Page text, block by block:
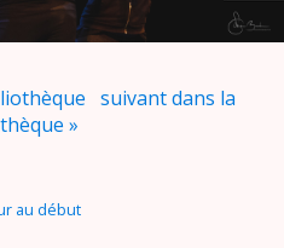
suivant dans la
»
au début